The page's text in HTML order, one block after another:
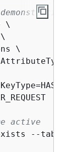
\
\
\
active
--table-